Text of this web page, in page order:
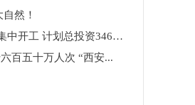
然！
西安324个重大项目集中开工 计划总投资3468...
百五十万人次 “西安...